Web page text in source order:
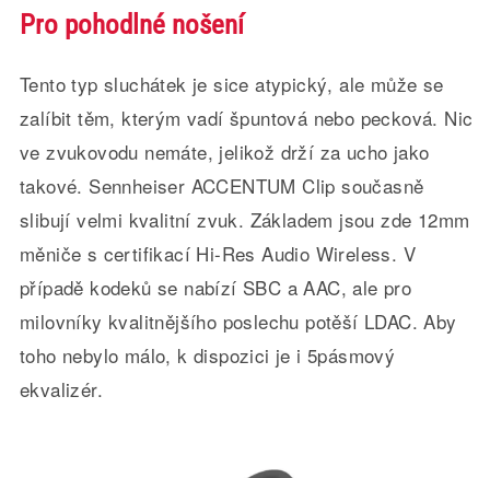
Pro pohodlné nošení
Tento typ sluchátek je sice atypický, ale může se
zalíbit těm, kterým vadí špuntová nebo pecková. Nic
ve zvukovodu nemáte, jelikož drží za ucho jako
takové. Sennheiser ACCENTUM Clip současně
slibují velmi kvalitní zvuk. Základem jsou zde 12mm
měniče s certifikací Hi-Res Audio Wireless. V
případě kodeků se nabízí SBC a AAC, ale pro
milovníky kvalitnějšího poslechu potěší LDAC. Aby
toho nebylo málo, k dispozici je i 5pásmový
ekvalizér.